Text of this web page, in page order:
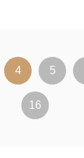
4 5
16